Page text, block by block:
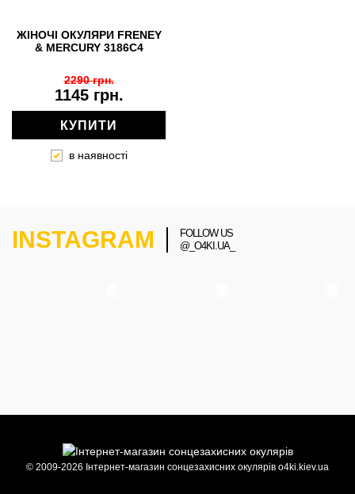
ЖІНОЧІ ОКУЛЯРИ FRENEY
& MERCURY 3186C4
1145 грн.
2290 грн.
КУПИТИ
в наявності
INSTAGRAM
FOLLOW US
@_O4KI.UA_
© 2009-2026 Інтернет-магазин сонцезахисних окулярів o4ki.kiev.ua